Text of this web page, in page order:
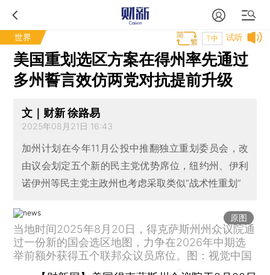
世界 试听
T中
美国重划选区方案在得州率先通过
多州誓言效仿两党对抗提前升级
文｜财新 徐路易
2025年08月21日 16:43
加州计划在今年11月公投中推翻独立重划委员会，改
由议会划定五个新的民主党优势席位，纽约州、伊利
诺伊州等民主党主政州也考虑采取类似“战术性重划”
原图
当地时间2025年8月20日，得克萨斯州州众议院通
过一份新的国会选区地图，力争在2026年中期选
举前额外获得五个联邦众议员席位。图：视觉中国